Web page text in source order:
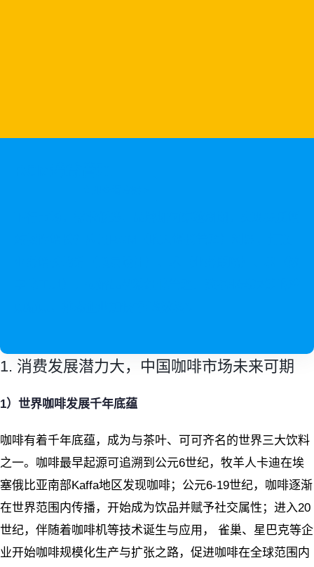
1. 消费发展潜力大，中国咖啡市场未来可期
1）世界咖啡发展千年底蕴
咖啡有着千年底蕴，成为与茶叶、可可齐名的世界三大饮料
之一。咖啡最早起源可追溯到公元6世纪，牧羊人卡迪在埃
塞俄比亚南部Kaffa地区发现咖啡；公元6-19世纪，咖啡逐渐
在世界范围内传播，开始成为饮品并赋予社交属性；进入20
世纪，伴随着咖啡机等技术诞生与应用， 雀巢、星巴克等企
业开始咖啡规模化生产与扩张之路，促进咖啡在全球范围内